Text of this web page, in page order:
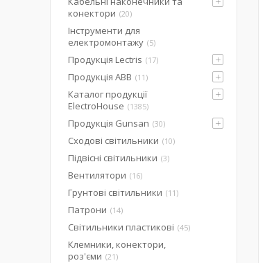
конектори 20
Інструменти для
електромонтажу 5
Продукція Lectris 17
Продукція ABB 11
Каталог продукції
ElectroHouse
1385
Продукція Gunsan 30
Сходові світильники 10
Підвісні світильники 3
Вентилятори 16
Грунтові світильники 11
Патрони 14
Світильники пластикові 45
Клемники, конектори,
роз'єми 21